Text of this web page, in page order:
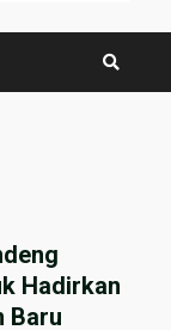
Hadirkan
Baru